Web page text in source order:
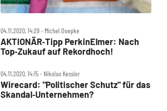
04.11.2020, 14:29 ‧ Michel Doepke
AKTIONÄR‑Tipp PerkinElmer: Nach
Top‑Zukauf auf Rekordhoch!
04.11.2020, 14:15 ‧ Nikolas Kessler
Wirecard: "Politischer Schutz" für das
Skandal‑Unternehmen?